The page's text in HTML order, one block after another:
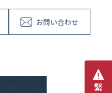
お問い合わせ
緊